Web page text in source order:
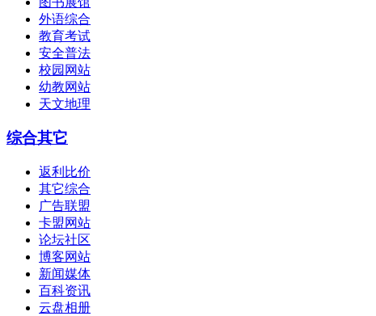
外语综合
教育考试
安全普法
校园网站
幼教网站
天文地理
综合其它
返利比价
其它综合
广告联盟
卡盟网站
论坛社区
博客网站
新闻媒体
百科资讯
云盘相册